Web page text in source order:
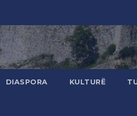
DIASPORA KULTURË